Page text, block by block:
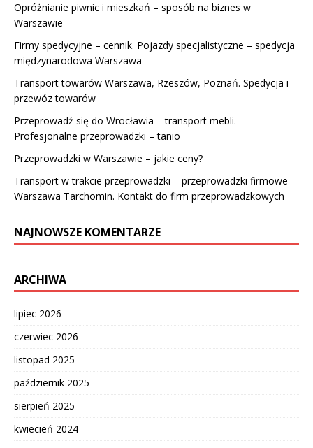
Opróżnianie piwnic i mieszkań – sposób na biznes w
Warszawie
Firmy spedycyjne – cennik. Pojazdy specjalistyczne – spedycja
międzynarodowa Warszawa
Transport towarów Warszawa, Rzeszów, Poznań. Spedycja i
przewóz towarów
Przeprowadź się do Wrocławia – transport mebli.
Profesjonalne przeprowadzki – tanio
Przeprowadzki w Warszawie – jakie ceny?
Transport w trakcie przeprowadzki – przeprowadzki firmowe
Warszawa Tarchomin. Kontakt do firm przeprowadzkowych
NAJNOWSZE KOMENTARZE
ARCHIWA
lipiec 2026
czerwiec 2026
listopad 2025
październik 2025
sierpień 2025
kwiecień 2024